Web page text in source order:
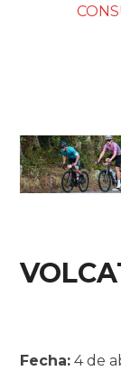
Fecha: 4 de